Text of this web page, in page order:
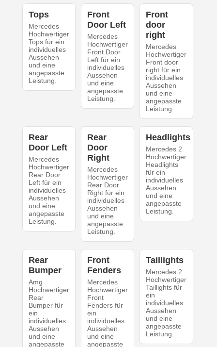
Tops
Mercedes
Hochwertiger
Tops für ein
individuelles
Aussehen
und eine
angepasste
Leistung.
Front
Door Left
Mercedes
Hochwertiger
Front Door
Left für ein
individuelles
Aussehen
und eine
angepasste
Leistung.
Front
door
right
Mercedes
Hochwertiger
Front door
right für ein
individuelles
Aussehen
und eine
angepasste
Leistung.
Rear
Door Left
Mercedes
Hochwertiger
Rear Door
Left für ein
individuelles
Aussehen
und eine
angepasste
Leistung.
Rear
Door
Right
Mercedes
Hochwertiger
Rear Door
Right für ein
individuelles
Aussehen
und eine
angepasste
Leistung.
Headlights
Mercedes 2
Hochwertiger
Headlights
für ein
individuelles
Aussehen
und eine
angepasste
Leistung.
Rear
Bumper
Amg
Hochwertiger
Rear
Bumper für
ein
individuelles
Aussehen
und eine
angepasste
Front
Fenders
Mercedes
Hochwertiger
Front
Fenders für
ein
individuelles
Aussehen
und eine
angepasste
Taillights
Mercedes 2
Hochwertiger
Taillights für
ein
individuelles
Aussehen
und eine
angepasste
Leistung.